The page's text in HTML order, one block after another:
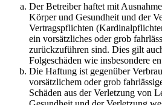
Der Betreiber haftet mit
Körper und Gesundheit und der
Vertragspflichten
ein vorsätzliches oder grob
zurückzuführen sind. Dies gilt
Folgeschäden wie insbesondere
Die Haftung ist gegenüber
vorsätzlichem oder grob
Schäden aus der Verletzung von